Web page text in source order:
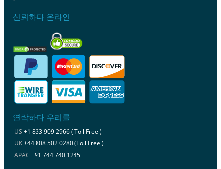
신뢰하다 온라인
연락하다 우리를
US +1 833 909 2966 ( Toll Free )
UK+44 808 502 0280 (Toll Free )
APAC +91 744 740 1245